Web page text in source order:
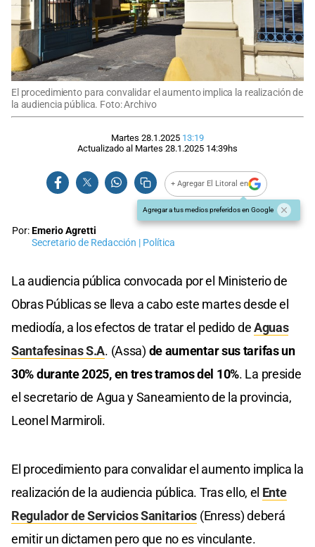
El procedimiento para convalidar el aumento implica la realización de
la audiencia pública. Foto: Archivo
Martes 28.1.2025 13:19
Actualizado al Martes 28.1.2025 14:39hs
+ Agregar El Litoral en
Agregar a tus medios preferidos en Google
Por:Emerio Agretti
Secretario de Redacción | Política
La audiencia pública convocada por el Ministerio de
Obras Públicas se lleva a cabo este martes desde el
mediodía, a los efectos de tratar el pedido deAguas
Santafesinas S.A. (Assa) de aumentar sus tarifas un
30% durante 2025, en tres tramos del 10%. La preside
el secretario de Agua y Saneamiento de la provincia,
Leonel Marmiroli.
El procedimiento para convalidar el aumento implica la
realización de la audiencia pública. Tras ello, el Ente
Regulador de Servicios Sanitarios (Enress) deberá
emitir un dictamen pero que no es vinculante.